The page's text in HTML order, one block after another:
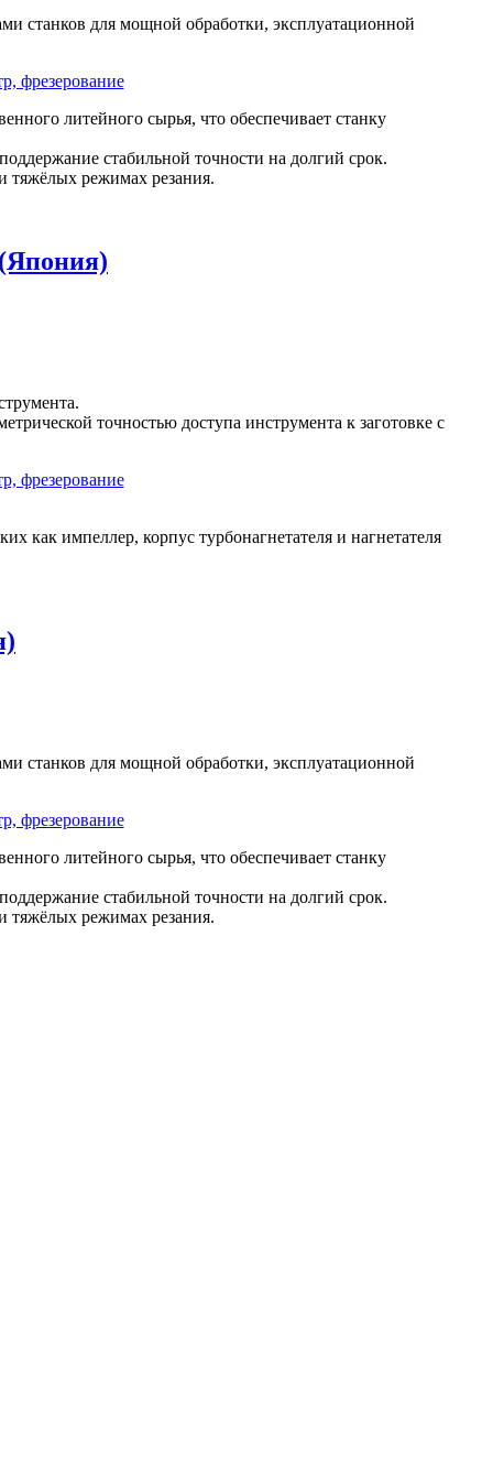
станков для мощной обработки, эксплуатационной
литейного сырья, что обеспечивает станку
стабильной точности на долгий срок.
тяжёлых режимах резания.
точностью доступа инструмента к заготовке с
как импеллер, корпус турбонагнетателя и нагнетателя
станков для мощной обработки, эксплуатационной
литейного сырья, что обеспечивает станку
стабильной точности на долгий срок.
тяжёлых режимах резания.